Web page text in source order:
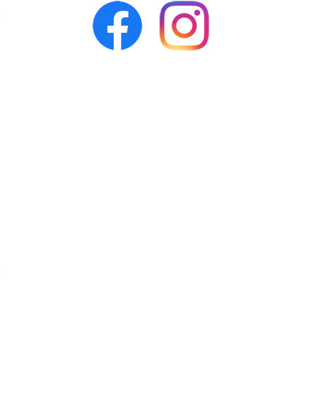
Facebook